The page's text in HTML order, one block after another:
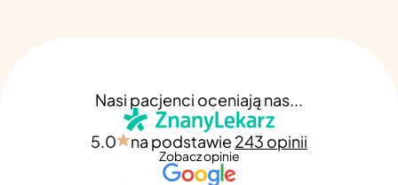
Nasi pacjenci oceniają nas...
5.0 na podstawie 243 opinii
Zobacz opinie